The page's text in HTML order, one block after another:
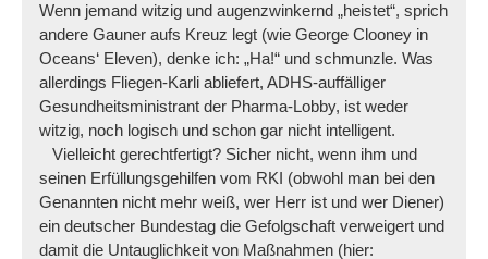
Wenn jemand witzig und augenzwinkernd „heistet“, sprich
andere Gauner aufs Kreuz legt (wie George Clooney in
Oceans‘ Eleven), denke ich: „Ha!“ und schmunzle. Was
allerdings Fliegen-Karli abliefert, ADHS-auffälliger
Gesundheitsministrant der Pharma-Lobby, ist weder
witzig, noch logisch und schon gar nicht intelligent.
Vielleicht gerechtfertigt? Sicher nicht, wenn ihm und
seinen Erfüllungsgehilfen vom RKI (obwohl man bei den
Genannten nicht mehr weiß, wer Herr ist und wer Diener)
ein deutscher Bundestag die Gefolgschaft verweigert und
damit die Untauglichkeit von Maßnahmen (hier: